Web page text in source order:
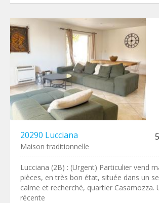
20290 Lucciana
Maison traditionnelle
Lucciana (2B) : (Urgent) Particulier vend
pièces, en très bon état, située dans un
calme et recherché, quartier Casamozza.
récente